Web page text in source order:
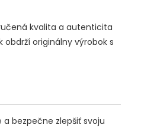
kvalita a autenticita
originálny výrobok s
bezpečne zlepšiť svoju